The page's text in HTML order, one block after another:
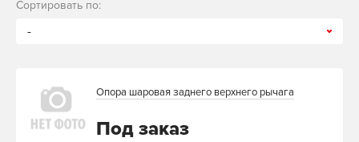
Сортировать по:
-
Опора шаровая заднего верхнего рычага
Под заказ